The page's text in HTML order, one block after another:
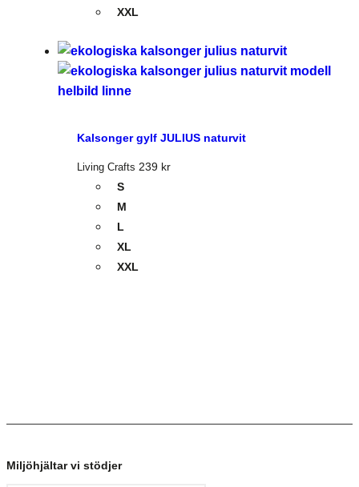
XXL
Kalsonger gylf JULIUS naturvit
Living Crafts 239 kr
S
M
L
XL
XXL
Miljöhjältar vi stödjer